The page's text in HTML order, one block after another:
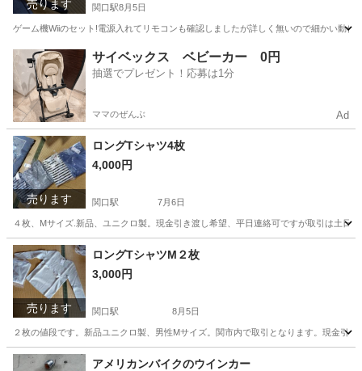
売ります 関口駅8月5日
ゲーム機Wiiのセット!電源入れてリモコンも確認しましたが詳しく無いので細かい動
岐阜 関市 関口駅 テレビゲーム 任天堂Wii
サイベックス ベビーカー 0円
抽選でプレゼント！応募は1分
ママのぜんぶ Ad
売ります
ロングTシャツ4枚
4,000円
関口駅 7月6日
４枚、Mサイズ.新品、ユニクロ製。現金引き渡し希望、平日連絡可ですが取引は土
岐阜 関市 関口駅 ユニクロ
売ります
ロングTシャツM２枚
3,000円
関口駅 8月5日
２枚の値段です。新品ユニクロ製、男性Mサイズ。関市内で取引となります。現金引
岐阜 関市 関口駅 ユニクロ
アメリカンバイクのウインカー